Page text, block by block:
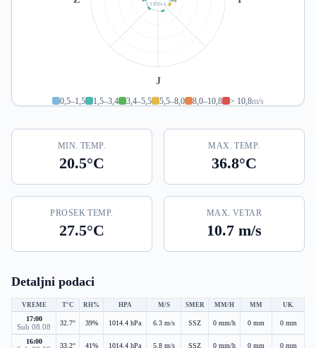
J
TIŠINA
0,5–1,5 1,5–3,4 3,4–5,5 5,5–8,0 8,0–10,8 > 10,8m/s
MIN. TEMP.
20.5°C
MAX. TEMP.
36.8°C
PROSEK TEMP.
27.5°C
MAX. VETAR
10.7 m/s
Detaljni podaci
VREME T°C RH% HPA M/S SMER MM/H MM UK.
17:00
Sub 08.08 32.7° 39% 1014.4 hPa 6.3 m/s SSZ 0 mm/h 0 mm 0 mm
16:00
33.2° 41% 1014.4 hPa 5.8 m/s SSZ 0 mm/h 0 mm 0 mm